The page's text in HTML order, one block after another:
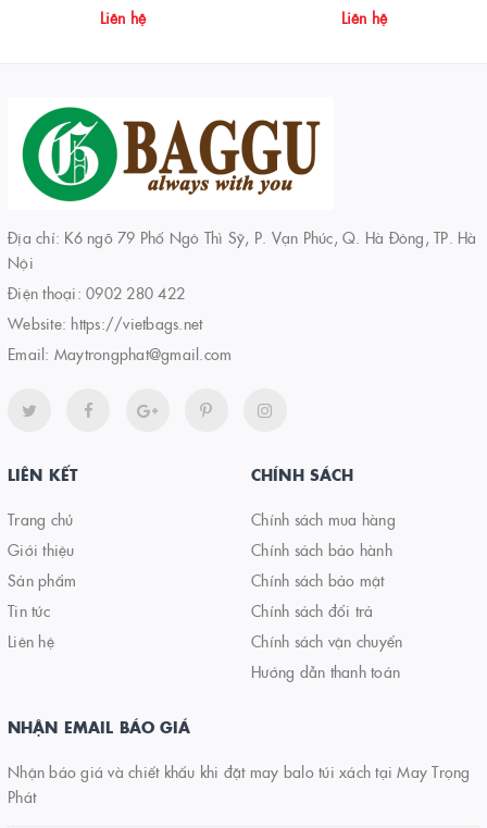
Liên hệ
Liên hệ
Địa chỉ: K6 ngõ 79 Phố Ngô Thì Sỹ, P. Vạn Phúc, Q. Hà Đông, TP. Hà
Nội
Điện thoại: 0902 280 422
Website: https://vietbags.net
Email: Maytrongphat@gmail.com
LIÊN KẾT
Trang chủ
Giới thiệu
Sản phẩm
Tin tức
Liên hệ
CHÍNH SÁCH
Chính sách mua hàng
Chính sách bảo hành
Chính sách bảo mật
Chính sách đổi trả
Chính sách vận chuyển
Hướng dẫn thanh toán
NHẬN EMAIL BÁO GIÁ
Nhận báo giá và chiết khấu khi đặt may balo túi xách tại May Trọng
Phát